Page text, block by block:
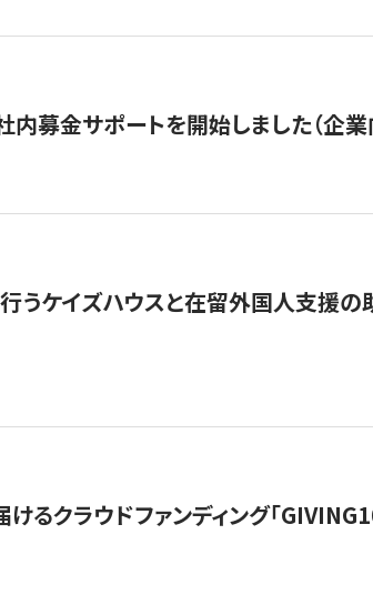
募金サポートを開始しました（企業
うケイズハウスと在留外国人支援の
るクラウドファンディング「